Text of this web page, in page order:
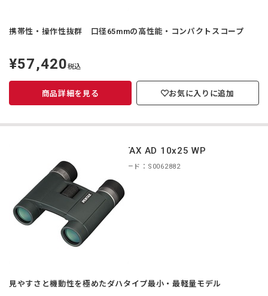
携帯性・操作性抜群 口径65mmの高性能・コンパクトスコープ
定
価
¥57,420税込
商品詳細を見る お気に入りに追加
PENTAX AD 10x25 WP
商品コード：S0062882
見やすさと機動性を極めたダハタイプ最小・最軽量モデル